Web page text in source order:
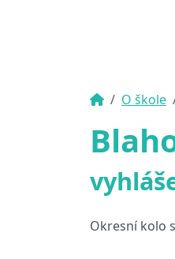
O škole
Okresní kolo